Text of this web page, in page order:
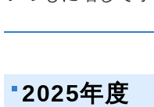
2025年度